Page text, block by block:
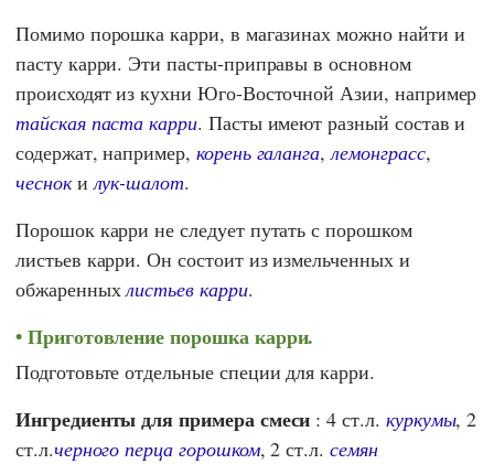
Помимо порошка карри, в магазинах можно найти и
пасту карри. Эти пасты-приправы в основном
происходят из кухни Юго-Восточной Азии, например
тайская паста карри. Пасты имеют разный состав и
содержат, например, корень галанга,лемонграсс,
чеснокилук-шалот.
Порошок карри не следует путать с порошком
листьев карри. Он состоит из измельченных и
обжаренныхлистьев карри.
Приготовление порошка карри.
Подготовьте отдельные специи для карри.
Ингредиенты для примера смеси : 4 ст.л. куркумы, 2
ст.л.черного перца горошком, 2 ст.л.семян